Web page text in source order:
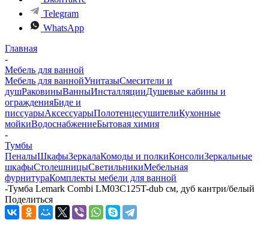
Telegram
WhatsApp
Главная
-
Мебель для ванной
Мебель для ваннойУнитазыСмесители и
душРаковиныВанныИнсталляцииДушевые кабины и
огражденияБиде и
писсуарыАксессуарыПолотенцесушителиКухонные
мойкиВодоснабжениеБытовая химия
-
Тумбы
ПеналыШкафыЗеркалаКомоды и полкиКонсолиЗеркальные
шкафыСтолешницыСветильникиМебельная
фурнитураКомплекты мебели для ванной
-Тумба Lemark Combi LM03C125T-dub см, дуб кантри/белый
Поделиться